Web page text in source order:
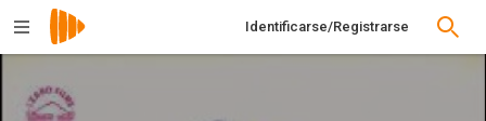
Identificarse/Registrarse